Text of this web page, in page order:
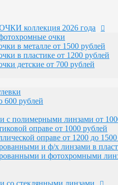
600 рублей
с полимерными линзами от
оправе от 1000 рублей
оправе от 1200 до 1500
и ф/х линзами в
и фотохромными
со стеклянными линзами
оправе с белыми и
оправе
оправе с фотохромными
оправе с белыми линзами
антифары
оправе с полароидными
оправе с полароидными
коллекция 2026 года
очки
в металле от 1500 рублей
в пластике от 1200 рублей
детские от 700 рублей
600 рублей
с полимерными линзами от
оправе от 1000 рублей
оправе от 1200 до
и ф/х линзами в
и фотохромными
со стеклянными линзами